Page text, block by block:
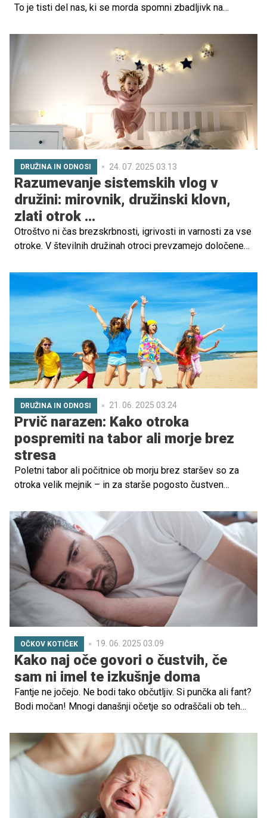
To je tisti del nas, ki se morda spomni zbadljivk na
trebušček vsako nedeljsko popoldne. Ki je bil
preobčutljiv, prezrt, zasmehovan, prestrašen, osamljen ...
DRUŽINA IN ODNOSI 24. 07. 2025 03.13
Razumevanje sistemskih vlog v
družini: mirovnik, družinski klovn,
zlati otrok ...
Otroštvo ni čas brezskrbnosti, igrivosti in varnosti za vse
otroke. V številnih družinah otroci prevzamejo določene
neravnovesje v družinskem sistemu. Da bi ohranili
čustveno stabilnost, zmanjšali napetosti ali celo
preprečili razhod staršev, se nekateri otroci prilagodijo
tako, da nezavedno prevzamejo vlogo v družinski
dinamiki. Tako lahko postanejo črna ovca, zlati otrok,
mirovnik, klovn in podobno.
DRUŽINA IN ODNOSI 21. 06. 2025 03.24
Prvič narazen: Kako otroka
pospremiti na tabor ali morje brez
stresa
Poletni tabor ali počitnice ob morju brez staršev so za
otroka velik mejnik – in za starše pogosto čustven
svet samostojnosti, starše lahko preplavijo skrbi, dvomi
in občutek praznine. A prav izkušnje, kot so tabori in
letovanja, otroku omogočajo rast na področjih, kot so
pogum, samostojnost in socialne veščine. Kako torej
pripraviti otroka – in sebe – na obdobje, ko nista skupaj,
da bo ločitev čim manj stresna in izkušnja čim bolj
dragocena?
OČKOV KOTIČEK 19. 06. 2025 03.09
Kako naj oče govori o čustvih, če
sam ni imel te izkušnje doma
Fantje ne jočejo. Ne bodi tako občutljiv. Si punčka ali fant?
Bodi močan! Mnogi današnji očetje so odraščali ob teh
naj "pravi moški" čuti. V njihovih domovih je bila tišina
pogosto edini odziv na bolečino. Jok je pomenil šibkost,
ranljivost ni imela prostora. In zdaj so ti isti moški očetje,
pred njimi pa je naloga, ki ni enostavna: kako svojemu
otroku dati nekaj, česar sami niso prejeli in poznali?